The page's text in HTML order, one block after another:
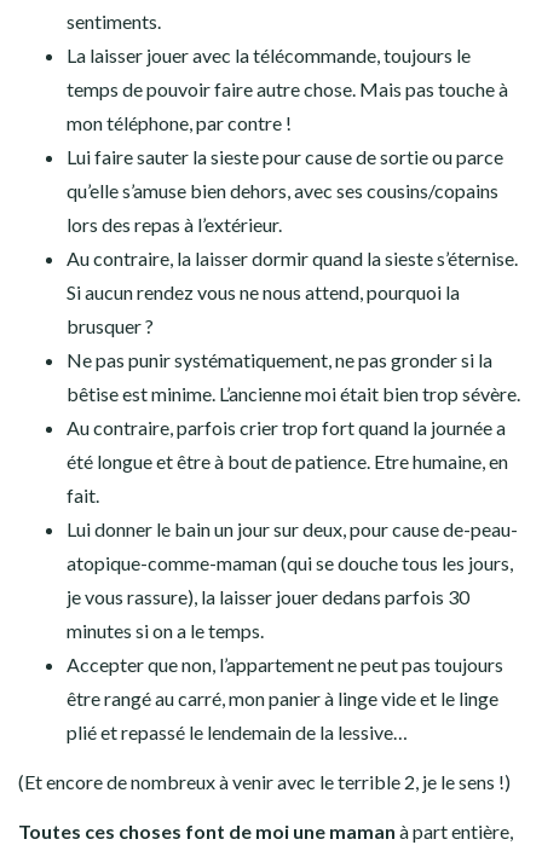
sentiments.
La laisser jouer avec la télécommande, toujours le
temps de pouvoir faire autre chose. Mais pas touche à
mon téléphone, par contre !
Lui faire sauter la sieste pour cause de sortie ou parce
qu’elle s’amuse bien dehors, avec ses cousins/copains
lors des repas à l’extérieur.
Au contraire, la laisser dormir quand la sieste s’éternise.
Si aucun rendez vous ne nous attend, pourquoi la
brusquer ?
Ne pas punir systématiquement, ne pas gronder si la
bêtise est minime. L’ancienne moi était bien trop sévère.
Au contraire, parfois crier trop fort quand la journée a
été longue et être à bout de patience. Etre humaine, en
fait.
Lui donner le bain un jour sur deux, pour cause de-peau-
atopique-comme-maman (qui se douche tous les jours,
je vous rassure), la laisser jouer dedans parfois 30
minutes si on a le temps.
Accepter que non, l’appartement ne peut pas toujours
être rangé au carré, mon panier à linge vide et le linge
plié et repassé le lendemain de la lessive…
(Et encore de nombreux à venir avec le terrible 2, je le sens !)
Toutes ces choses font de moi une maman à part entière,